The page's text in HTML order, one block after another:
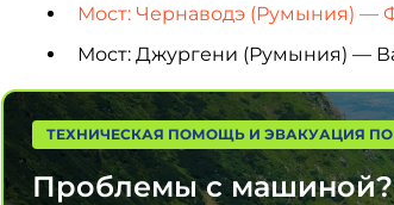
Мост: Чернаводэ (Румыния) —
Мост: Джургени (Румыния) —
ТЕХНИЧЕСКАЯ ПОМОЩЬ И ЭВАКУАЦИЯ ПО
Проблемы с машиной?